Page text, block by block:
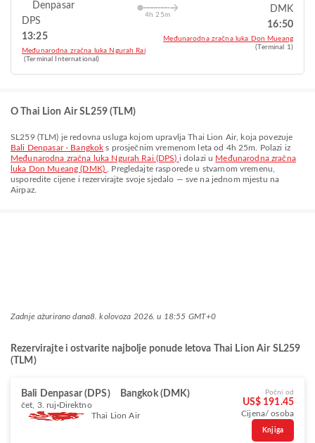
Denpasar
DPS
13:25
Međunarodna zračna luka Ngurah Rai
(Terminal International)
4h 25m
DMK
16:50
Međunarodna zračna luka Don Mueang
(Terminal 1)
O Thai Lion Air SL259 (TLM)
SL259(TLM) je redovna usluga kojom upravljaThai Lion Air, koja povezuje
Bali Denpasar - Bangkok s prosječnim vremenom leta od 4h 25m
. Polazi iz
Međunarodna zračna luka Ngurah Rai (DPS) i dolazi u Međunarodna zračna
luka Don Mueang (DMK)
. Pregledajte rasporede u stvarnom vremenu,
usporedite cijene i rezervirajte svoje sjedalo — sve na jednom mjestu na
Airpaz.
Zadnje ažurirano dana8. kolovoza 2026. u 18:55 GMT+0
Rezervirajte i ostvarite najbolje ponude letova Thai Lion Air SL259
(TLM)
Bali Denpasar (DPS) Bangkok (DMK)
čet, 3. ruj Direktno
Thai Lion Air
Počni od
US$ 191.45
Cijena/ osoba
Knjiga